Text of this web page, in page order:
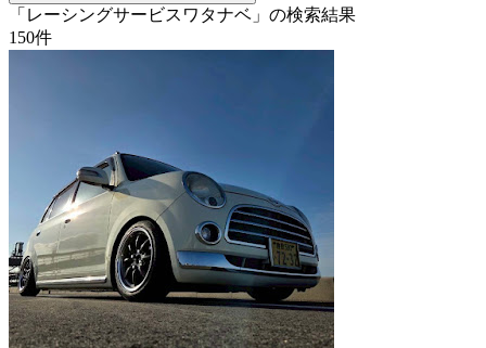
「レーシングサービスワタナベ」の検索結果
150件